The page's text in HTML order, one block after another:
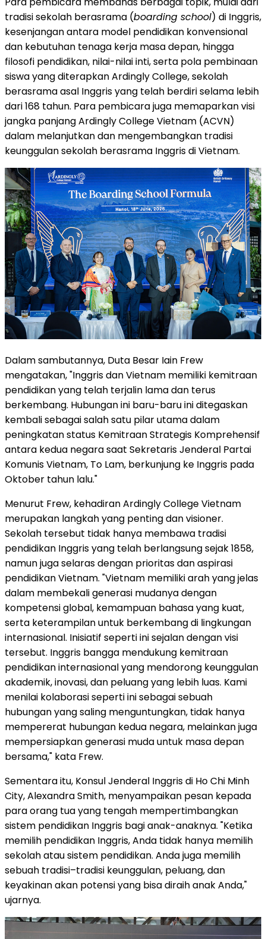
tradisi sekolah berasrama (boarding school) di Inggris,
kesenjangan antara model pendidikan konvensional
dan kebutuhan tenaga kerja masa depan, hingga
filosofi pendidikan, nilai-nilai inti, serta pola pembinaan
siswa yang diterapkan Ardingly College, sekolah
berasrama asal Inggris yang telah berdiri selama lebih
dari 168 tahun. Para pembicara juga memaparkan visi
jangka panjang Ardingly College Vietnam (ACVN)
dalam melanjutkan dan mengembangkan tradisi
keunggulan sekolah berasrama Inggris di Vietnam.
Dalam sambutannya, Duta Besar Iain Frew
mengatakan, "Inggris dan Vietnam memiliki kemitraan
pendidikan yang telah terjalin lama dan terus
berkembang. Hubungan ini baru-baru ini ditegaskan
kembali sebagai salah satu pilar utama dalam
peningkatan status Kemitraan Strategis Komprehensif
antara kedua negara saat Sekretaris Jenderal Partai
Komunis Vietnam, To Lam, berkunjung ke Inggris pada
Oktober tahun lalu."
Menurut Frew, kehadiran Ardingly College Vietnam
merupakan langkah yang penting dan visioner.
Sekolah tersebut tidak hanya membawa tradisi
pendidikan Inggris yang telah berlangsung sejak 1858,
namun juga selaras dengan prioritas dan aspirasi
pendidikan Vietnam. "Vietnam memiliki arah yang jelas
dalam membekali generasi mudanya dengan
kompetensi global, kemampuan bahasa yang kuat,
serta keterampilan untuk berkembang di lingkungan
internasional. Inisiatif seperti ini sejalan dengan visi
tersebut. Inggris bangga mendukung kemitraan
pendidikan internasional yang mendorong keunggulan
akademik, inovasi, dan peluang yang lebih luas. Kami
menilai kolaborasi seperti ini sebagai sebuah
hubungan yang saling menguntungkan, tidak hanya
mempererat hubungan kedua negara, melainkan juga
mempersiapkan generasi muda untuk masa depan
bersama," kata Frew.
Sementara itu, Konsul Jenderal Inggris di Ho Chi Minh
City, Alexandra Smith, menyampaikan pesan kepada
para orang tua yang tengah mempertimbangkan
sistem pendidikan Inggris bagi anak-anaknya. "Ketika
memilih pendidikan Inggris, Anda tidak hanya memilih
sekolah atau sistem pendidikan. Anda juga memilih
sebuah tradisi–tradisi keunggulan, peluang, dan
keyakinan akan potensi yang bisa diraih anak Anda,"
ujarnya.